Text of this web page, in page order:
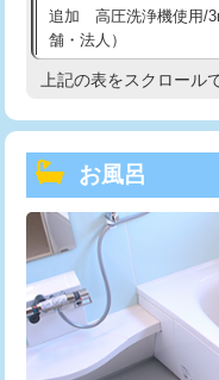
追加 高圧洗浄機使用/
舗・法人）
高度高圧洗浄換
トーラー機使用/3mまで
追加トーラー機使用/3m
カメラ調査
桝清掃
上記の表をスクロール
お風呂